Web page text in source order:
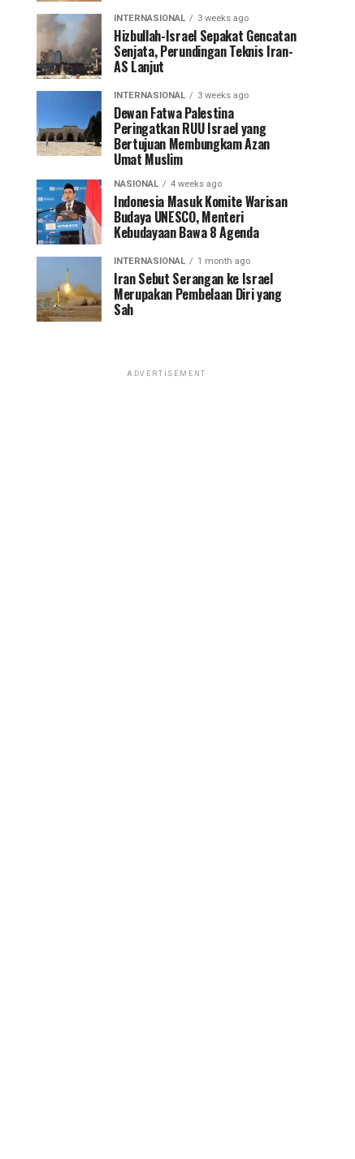
INTERNASIONAL 3 weeks ago
Hizbullah-Israel Sepakat Gencatan
Senjata, Perundingan Teknis Iran-
AS Lanjut
INTERNASIONAL 3 weeks ago
Dewan Fatwa Palestina
Peringatkan RUU Israel yang
Bertujuan Membungkam Azan
Umat Muslim
NASIONAL 4 weeks ago
Indonesia Masuk Komite Warisan
Budaya UNESCO, Menteri
Kebudayaan Bawa 8 Agenda
INTERNASIONAL 1 month ago
Iran Sebut Serangan ke Israel
Merupakan Pembelaan Diri yang
Sah
ADVERTISEMENT